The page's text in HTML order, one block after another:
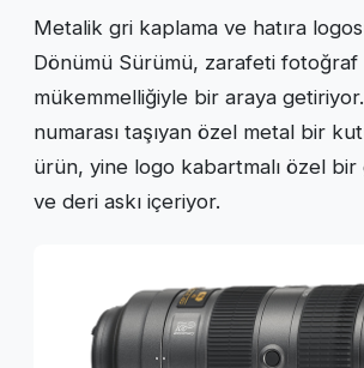
Metalik gri kaplama ve hatıra
Dönümü Sürümü, zarafeti fotoğraf
mükemmelliğiyle bir araya
numarası taşıyan özel metal bir
ürün, yine logo kabartmalı özel bir
ve deri askı içeriyor.